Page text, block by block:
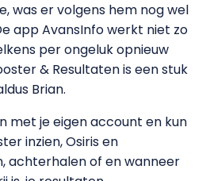
was er volgens hem nog wel
app AvansInfo werkt niet zo
per ongeluk opnieuw
& Resultaten is een stuk
Brian.
met je eigen account en kun
inzien, Osiris en
achterhalen of en wanneer